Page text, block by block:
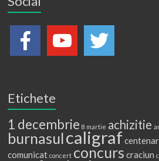
Etichete
1 decembrie 8 martie achizitie
burnasulcaligraf centenar
comunicat concert concurs craciun